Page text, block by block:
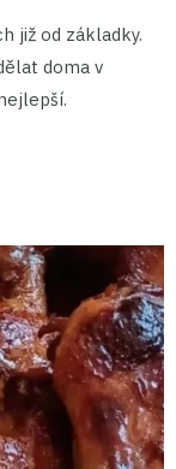
již od základky.
doma v